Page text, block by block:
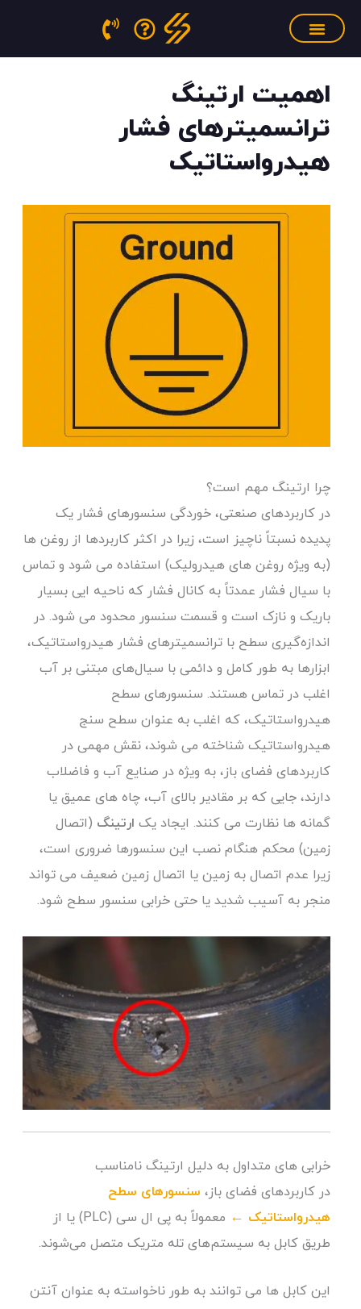
رفتن
اهمیت ارتینگ
ترانسمیترهای فشار
هیدرواستاتیک
چرا ارتینگ مهم است؟
در کاربردهای صنعتی، خوردگی سنسورهای فشار یک
پدیده نسبتاً ناچیز است، زیرا در اکثر کاربردها از روغن ها
(به ویژه روغن های هیدرولیک) استفاده می شود و تماس
با سیال فشار عمدتاً به کانال فشار که ناحیه ایی بسیار
باریک و نازک است و قسمت سنسور محدود می شود. در
اندازه‌گیری سطح با ترانسمیتر‌های فشار هیدرواستاتیک،
ابزارها به طور کامل و دائمی با سیال‌های مبتنی بر آب
اغلب در تماس هستند. سنسورهای سطح
هیدرواستاتیک، که اغلب به عنوان سطح سنج
هیدرواستاتیک شناخته می شوند، نقش مهمی در
کاربردهای فضای باز، به ویژه در صنایع آب و فاضلاب
دارند، جایی که بر مقادیر بالای آب، چاه های عمیق یا
گمانه ها نظارت می کنند. ایجاد یک ارتینگ (اتصال
زمین) محکم هنگام نصب این سنسورها ضروری است،
زیرا عدم اتصال به زمین یا اتصال زمین ضعیف می تواند
منجر به آسیب شدید یا حتی خرابی سنسور سطح شود.
خرابی های متداول به دلیل ارتینگ نامناسب
در کاربردهای فضای باز، سنسورهای سطح
هیدرواستاتیک ←
معمولاً به پی ال سی (PLC) یا از
طریق کابل به سیستم‌های تله متریک متصل می‌شوند.
این کابل ها می توانند به طور ناخواسته به عنوان آنتن